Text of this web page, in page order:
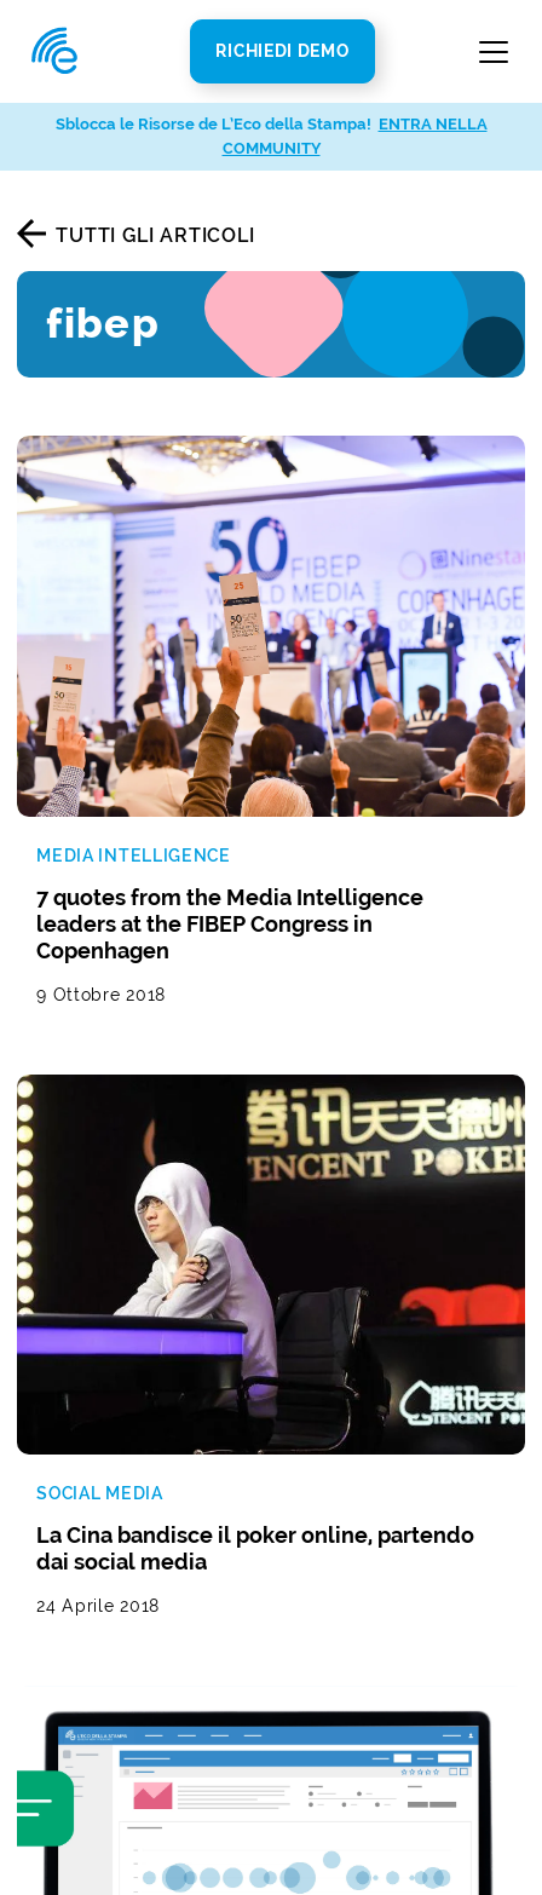
RICHIEDI DEMO
TUTTI GLI ARTICOLI
fibep
MEDIA INTELLIGENCE
7 quotes from the Media Intelligence
leaders at the FIBEP Congress in
Copenhagen
9 Ottobre 2018
SOCIAL MEDIA
La Cina bandisce il poker online, partendo
dai social media
24 Aprile 2018
Sblocca le Risorse de L’Eco della Stampa! ENTRA NELLA
COMMUNITY